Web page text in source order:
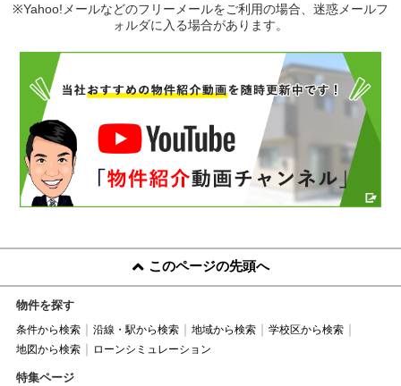
※Yahoo!メールなどのフリーメールをご利用の場合、迷惑メールフ
ォルダに入る場合があります。
このページの先頭へ
物件を探す
条件から検索 沿線・駅から検索 地域から検索
学校区から検索
地図から検索
ローンシミュレーション
特集ページ